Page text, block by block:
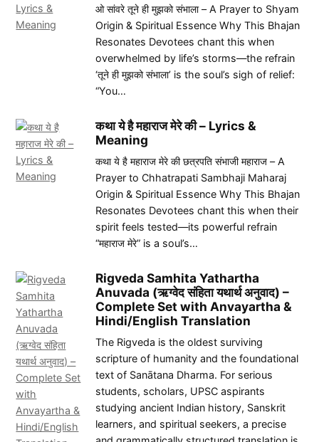
ओ सांवरे तूने ही मुझको संभाला – A Prayer to Shyam
Origin & Spiritual Essence Why This Bhajan
Resonates Devotees chant this when
overwhelmed by life’s storms—the refrain
‘तूने ही मुझको संभाला’ is the soul’s sigh of relief:
“You…
कथा ये है महाराज मेरे की – Lyrics &
Meaning
कथा ये है महाराज मेरे की छत्रपति संभाजी महाराज – A
Prayer to Chhatrapati Sambhaji Maharaj
Origin & Spiritual Essence Why This Bhajan
Resonates Devotees chant this when their
spirit feels tested—its powerful refrain
“महाराज मेरे” is a soul’s…
Rigveda Samhita Yathartha
Anuvada (ऋग्वेद संहिता यथार्थ अनुवाद) –
Complete Set with Anvayartha &
Hindi/English Translation
The Rigveda is the oldest surviving
scripture of humanity and the foundational
text of Sanātana Dharma. For serious
students, scholars, UPSC aspirants
studying ancient Indian history, Sanskrit
learners, and spiritual seekers, a precise